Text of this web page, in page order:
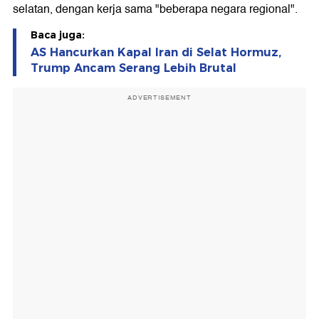
selatan, dengan kerja sama "beberapa negara regional".
Baca juga:
AS Hancurkan Kapal Iran di Selat Hormuz,
Trump Ancam Serang Lebih Brutal
ADVERTISEMENT